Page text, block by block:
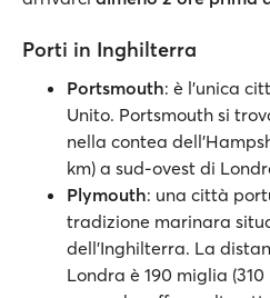
Porti in Inghilterra
Portsmouth: è l'unica
Unito. Portsmouth si
nella contea
km) a sud-ovest di
Plymouth: una città
tradizione marinara
dell'Inghilterra. La
Londra è 190 miglia